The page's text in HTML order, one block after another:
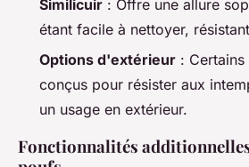
Similicuir : Offre une allure
étant facile à nettoyer,
Options d'extérieur :
conçus pour résister aux
un usage en extérieur.
Fonctionnalités